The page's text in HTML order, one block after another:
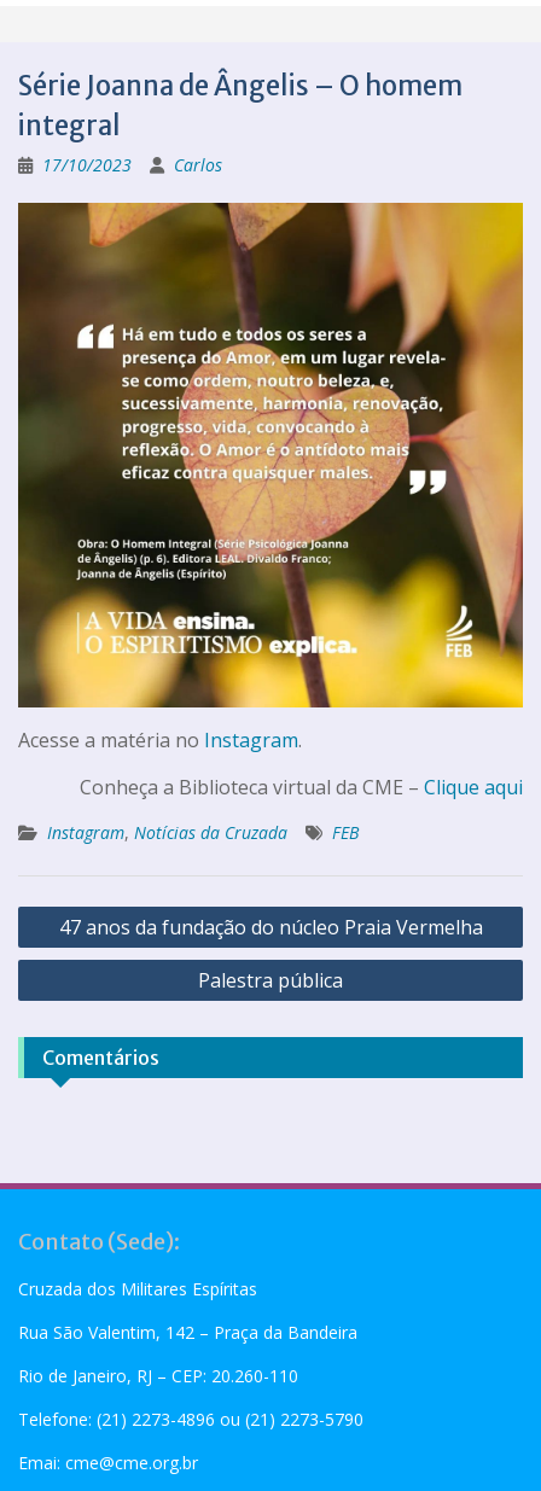
Série Joanna de Ângelis – O homem
integral
17/10/2023 Carlos
Acesse a matéria no Instagram.
Conheça a Biblioteca virtual da CME – Clique aqui
Instagram, Notícias da Cruzada FEB
47 anos da fundação do núcleo Praia Vermelha
Palestra pública
Comentários
Contato (Sede):
Cruzada dos Militares Espíritas
Rua São Valentim, 142 – Praça da Bandeira
Rio de Janeiro, RJ – CEP: 20.260-110
Telefone: (21) 2273-4896 ou (21) 2273-5790
Emai: cme@cme.org.br